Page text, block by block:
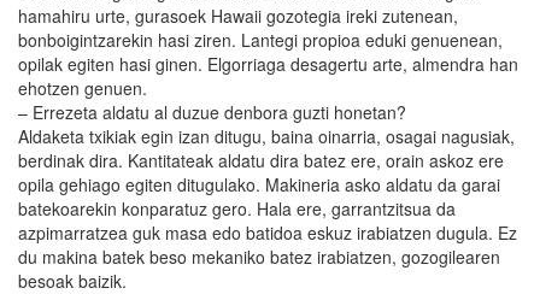
hamahiru urte, gurasoek Hawaii gozotegia ireki zutenean,
bonboigintzarekin hasi ziren. Lantegi propioa eduki genuenean,
opilak egiten hasi ginen. Elgorriaga desagertu arte, almendra han
ehotzen genuen.
– Errezeta aldatu al duzue denbora guzti honetan?
Aldaketa txikiak egin izan ditugu, baina oinarria, osagai nagusiak,
berdinak dira. Kantitateak aldatu dira batez ere, orain askoz ere
opila gehiago egiten ditugulako. Makineria asko aldatu da garai
batekoarekin konparatuz gero. Hala ere, garrantzitsua da
azpimarratzea guk masa edo batidoa eskuz irabiatzen dugula. Ez
du makina batek beso mekaniko batez irabiatzen, gozogilearen
besoak baizik.